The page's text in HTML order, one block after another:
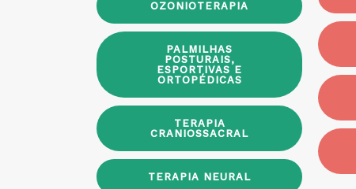
OZONIOTERAPIA
PALMILHAS
POSTURAIS,
ESPORTIVAS E
ORTOPÉDICAS
TERAPIA
CRANIOSSACRAL
TERAPIA NEURAL